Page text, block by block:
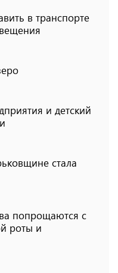
в транспорте
и детский
стала
попрощаются с
роты и